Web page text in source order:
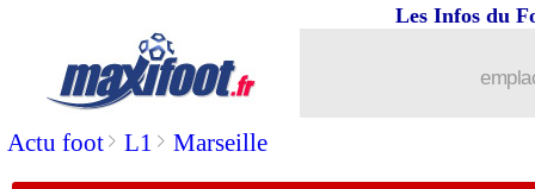
Actu foot> L1 > Marseille
Les Infos du
Chelsea : Santos n'oublie pas Rosenior
04/11 PSG: Matthaüs voit le Bayern favori